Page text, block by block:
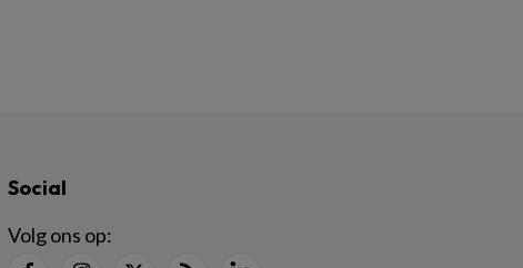
Social
Volg ons op: